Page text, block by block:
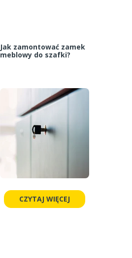
Jak zamontować zamek
meblowy do szafki?
CZYTAJ WIĘCEJ